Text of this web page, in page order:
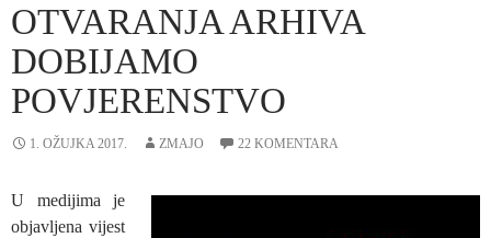
OTVARANJA ARHIVA
DOBIJAMO
POVJERENSTVO
1. OŽUJKA 2017. ZMAJO 22 KOMENTARA
U medijima je
objavljena vijest